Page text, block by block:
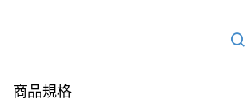
每筆NT$250，滿NT$3,000(含以上)免運費
商品規格